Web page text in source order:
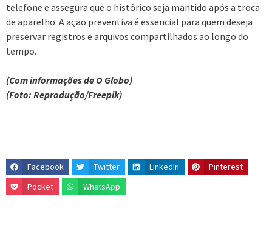
telefone e assegura que o histórico seja mantido após a troca
de aparelho. A ação preventiva é essencial para quem deseja
preservar registros e arquivos compartilhados ao longo do
tempo.
(Com informações de O Globo)
(Foto: Reprodução/Freepik)
Facebook Twitter LinkedIn
Pinterest
Pocket
WhatsApp